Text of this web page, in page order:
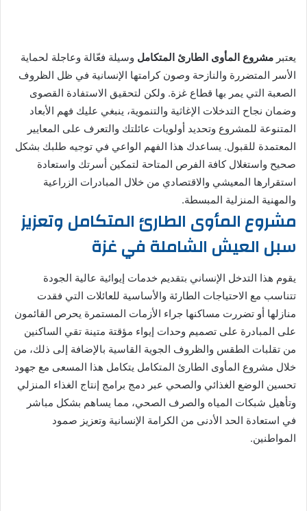
يعتبر مشروع المأوى الطارئ المتكامل وسيلة فعّالة وعاجلة لحماية
الأسر المتضررة والنازحة وصون كرامتها الإنسانية في ظل الظروف
الصعبة التي يمر بها قطاع غزة. ولكن لتحقيق الاستفادة القصوى
وضمان نجاح التدخلات الإغاثية والتنموية، ينبغي عليك فهم الأبعاد
المتنوعة للمشروع وتحديد أولويات عائلتك والتعرف على المعايير
المعتمدة للقبول. يساعدك هذا الفهم الواعي في توجيه طلبك بشكل
صحيح واستغلال كافة الفرص المتاحة لتمكين أسرتك واستعادة
استقرارها المعيشي والاقتصادي من خلال المبادرات الزراعية
والمهنية المنزلية المبسطة.
مشروع المأوى الطارئ المتكامل وتعزيز
سبل العيش الشاملة في غزة
يقوم هذا التدخل الإنساني بتقديم خدمات إيوائية عالية الجودة
تتناسب مع الاحتياجات الطارئة والأساسية للعائلات التي فقدت
منازلها أو تضررت مساكنها جراء الأزمات المستمرة يحرص القائمون
على المبادرة على تصميم وحدات إيواء مؤقتة متينة تقي الساكنين
من تقلبات الطقس والظروف الجوية القاسية بالإضافة إلى ذلك، من
خلال مشروع المأوى الطارئ المتكامل يتكامل هذا المسعى مع جهود
تحسين الوضع الغذائي والصحي عبر دمج برامج إنتاج الغذاء المنزلي
وتأهيل شبكات المياه والصرف الصحي، مما يساهم بشكل مباشر
في استعادة الحد الأدنى من الكرامة الإنسانية وتعزيز صمود
المواطنين.